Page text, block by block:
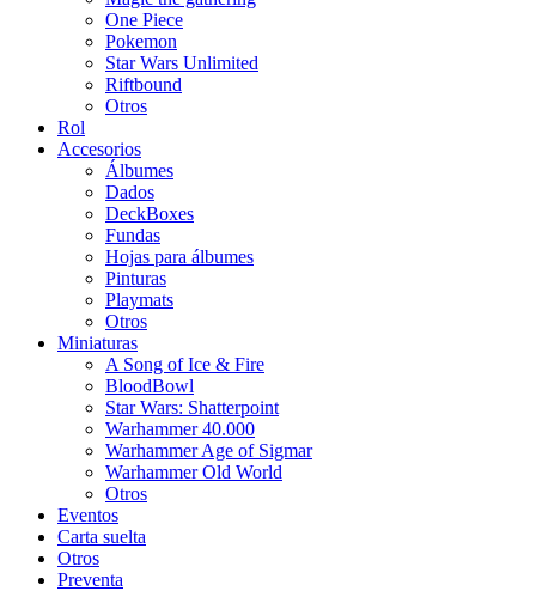
One Piece
Pokemon
Star Wars Unlimited
Riftbound
Otros
Rol
Accesorios
Álbumes
Dados
DeckBoxes
Fundas
Hojas para álbumes
Pinturas
Playmats
Otros
Miniaturas
A Song of Ice & Fire
BloodBowl
Star Wars: Shatterpoint
Warhammer 40.000
Warhammer Age of Sigmar
Warhammer Old World
Otros
Eventos
Carta suelta
Otros
Preventa